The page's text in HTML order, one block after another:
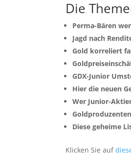
Die
Perma-Bären
Jagd nach
Gold korreliert
GDX-Junior
Hier die neuen
Wer Junior-
Diese geheime
Klicken Sie auf